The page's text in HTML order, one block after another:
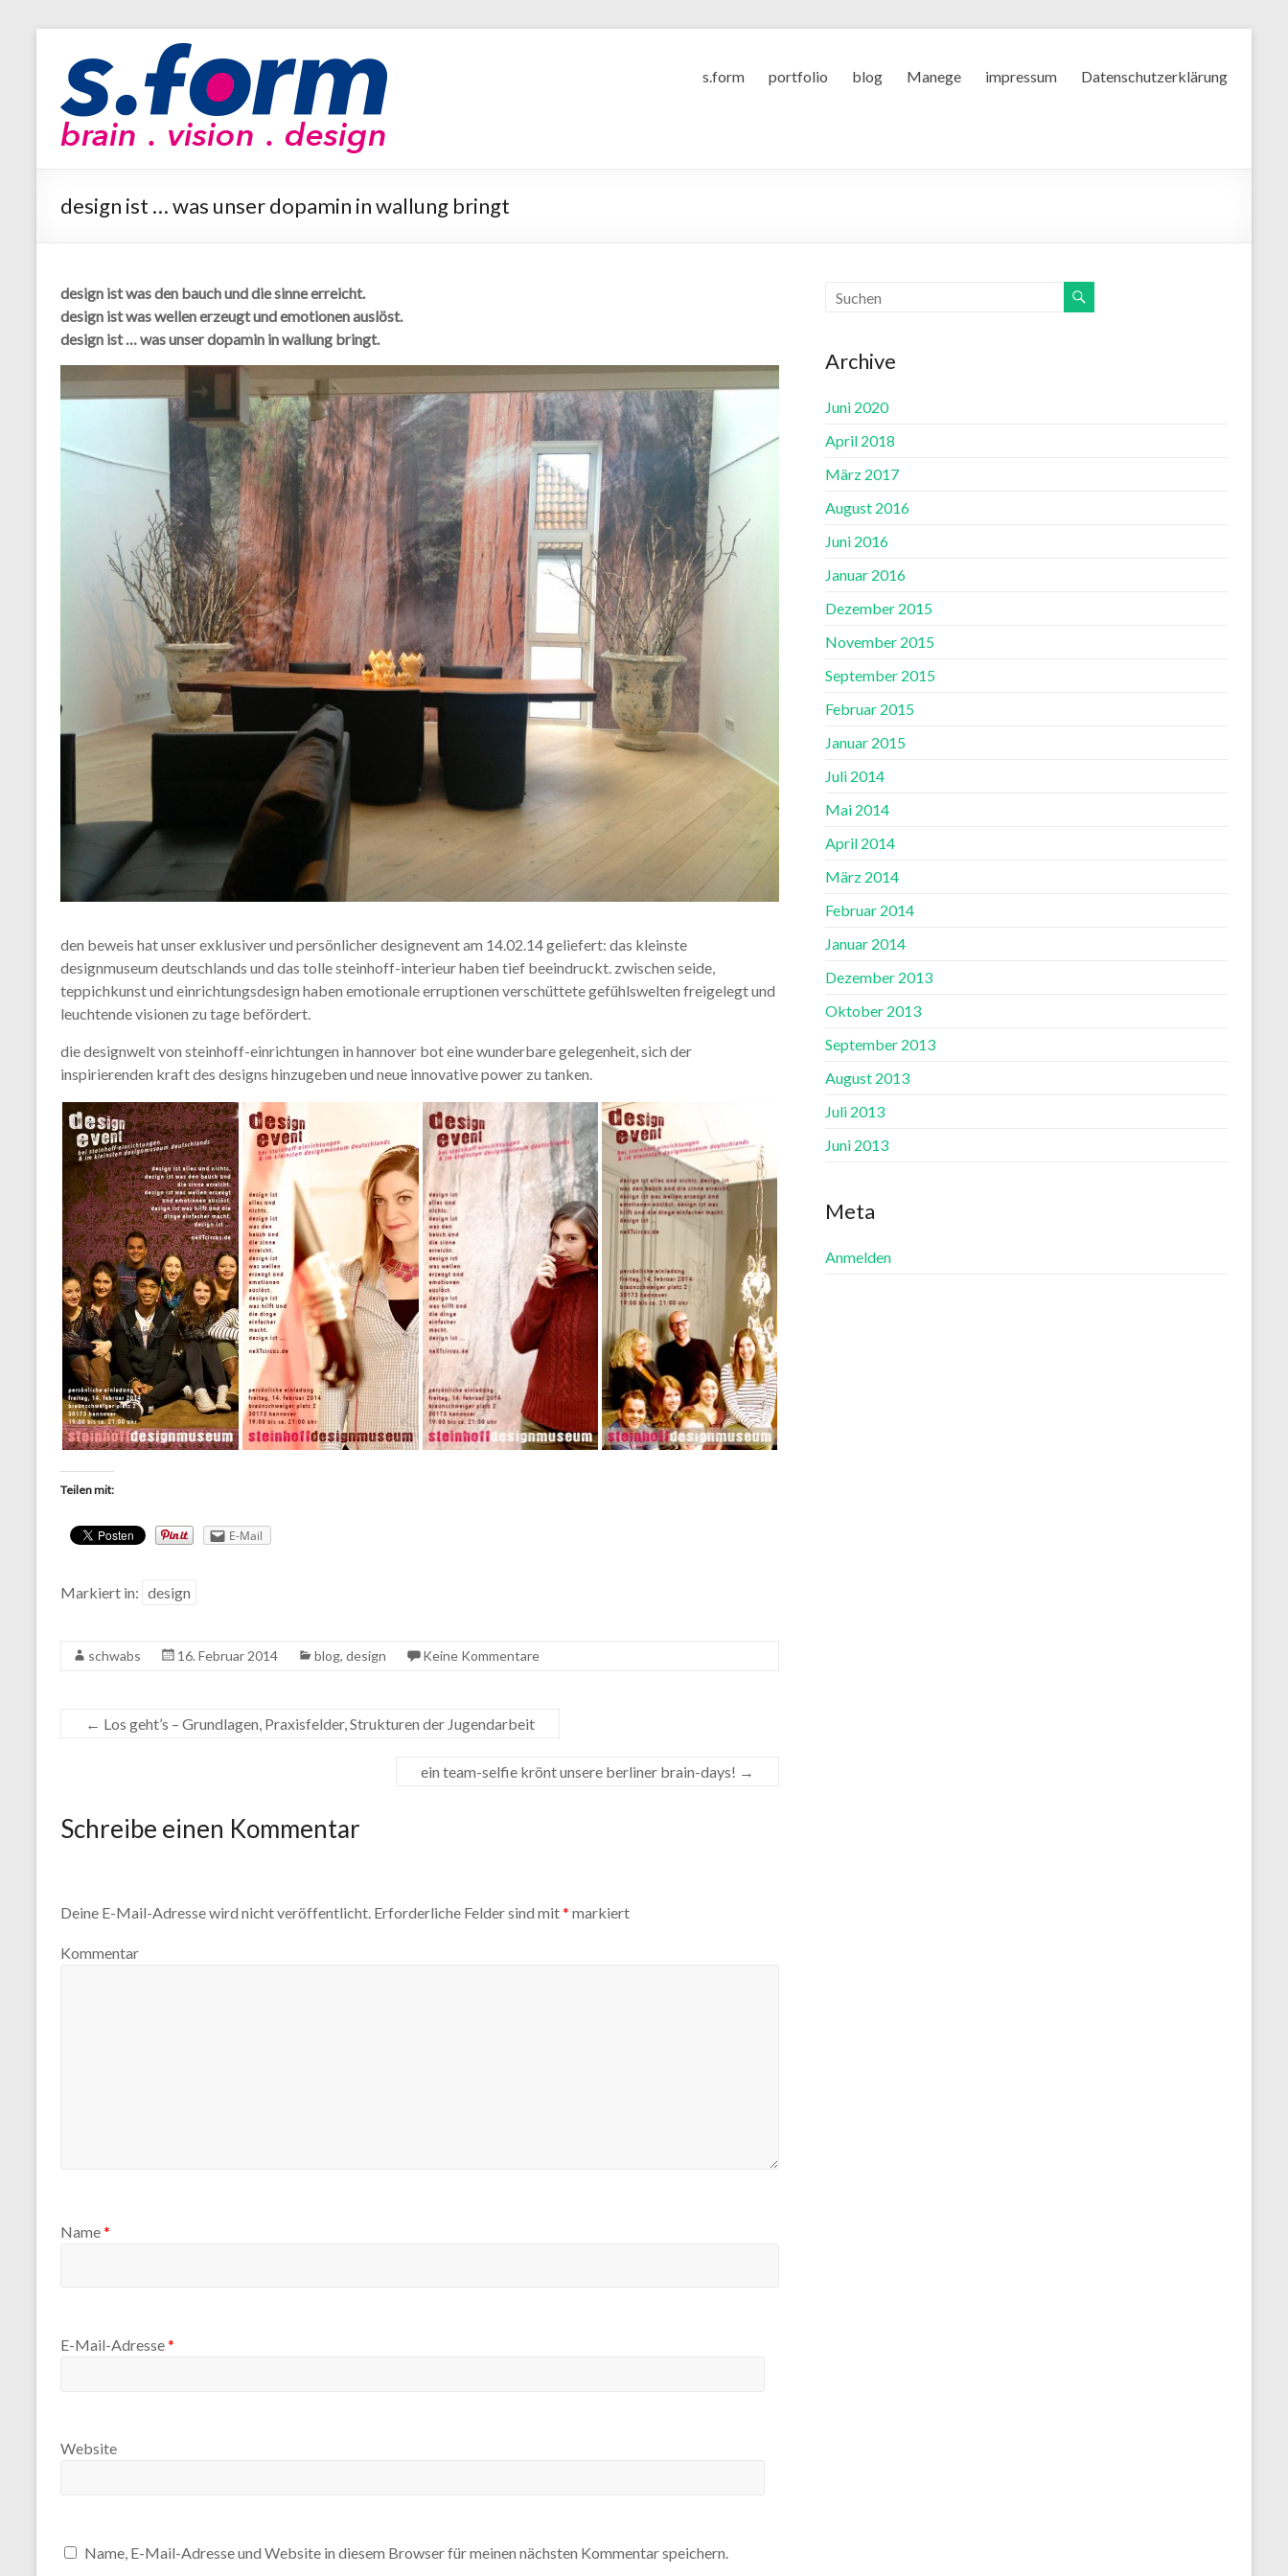
wechseln
sform
brain
–
vision
design
s.form portfolio blog Manege impressum Datenschutzerklärung
design ist … was unser dopamin in wallung bringt
design ist was den bauch und die sinne erreicht.
design ist was wellen erzeugt und emotionen auslöst.
design ist … was unser dopamin in wallung bringt.
den beweis hat unser exklusiver und persönlicher designevent am 14.02.14 geliefert: das kleinste
designmuseum deutschlands und das tolle steinhoff-interieur haben tief beeindruckt. zwischen seide,
teppichkunst und einrichtungsdesign haben emotionale erruptionen verschüttete gefühlswelten freigelegt und
leuchtende visionen zu tage befördert.
die designwelt von steinhoff-einrichtungen in hannover bot eine wunderbare gelegenheit, sich der
inspirierenden kraft des designs hinzugeben und neue innovative power zu tanken.
Teilen mit:
E-Mail
Markiert in: design
schwabs 16. Februar 2014 blog, design Keine Kommentare
← Los geht’s – Grundlagen, Praxisfelder, Strukturen der Jugendarbeit
ein team-selfie krönt unsere berliner brain-days! →
Schreibe einen Kommentar
Deine E-Mail-Adresse wird nicht veröffentlicht. Erforderliche Felder sind mit* markiert
Kommentar
Name*
E-Mail-Adresse*
Website
Name, E-Mail-Adresse und Website in diesem Browser für meinen nächsten Kommentar speichern.
Archive
Juni 2020
April 2018
März 2017
August 2016
Juni 2016
Januar 2016
Dezember 2015
November 2015
September 2015
Februar 2015
Januar 2015
Juli 2014
Mai 2014
April 2014
März 2014
Februar 2014
Januar 2014
Dezember 2013
Oktober 2013
September 2013
August 2013
Juli 2013
Juni 2013
Meta
Anmelden